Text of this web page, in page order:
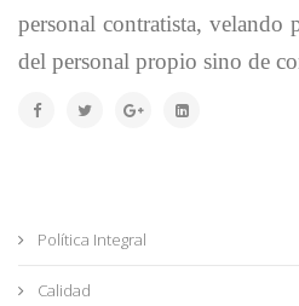
personal contratista,
del personal propio sino de
Política Integral
Calidad